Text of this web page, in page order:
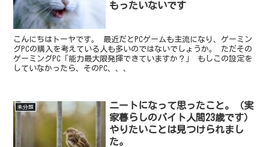
もったいないです
こんにちはトーヤです。 最近だとPCゲームも主流になり、ゲーミン
グPCの購入を考えている人も多いのではないでしょうか。 ただその
ゲーミングPC「能力最大限発揮できていますか？」 もしこの設定を
していなかったら、そのPC、、、
未分類
ニートになって思ったこと。（実
家暮らしのバイト人間23歳です）
やりたいことは見つけられまし
た。